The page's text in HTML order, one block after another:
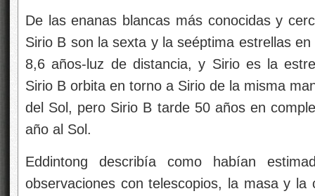
De las enanas blancas más conocidas y
Sirio B son la sexta y la seéptima estrellas
8,6 años-luz de distancia, y Sirio es la
Sirio B orbita en torno a Sirio de la misma
del Sol, pero Sirio B tarde 50 años en
año al Sol.
Eddintong describía como habían
observaciones con telescopios, la masa y